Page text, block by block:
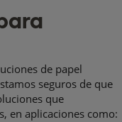
de papel
seguros de que
que
en aplicaciones como: